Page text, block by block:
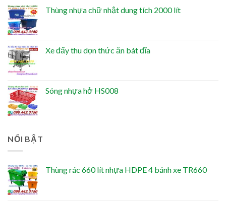
Thùng nhựa chữ nhật dung tích 2000 lít
Xe đẩy thu dọn thức ăn bát đĩa
Sóng nhựa hở HS008
NỔI BẬT
Thùng rác 660 lít nhựa HDPE 4 bánh xe TR660